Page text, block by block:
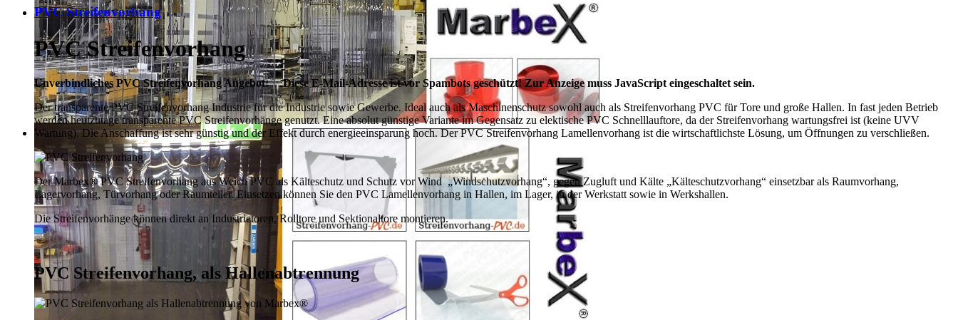
PVC Streifenvorhang
PVC Streifenvorhang
Unverbindliches PVC Streifenvorhang Angebot:
Diese E-Mail-Adresse ist vor Spambots geschützt! Zur Anzeige muss JavaScript eingeschaltet sein.
Der transparente PVC Streifenvorhang Industrie für die Industrie sowie Gewerbe. Ideal auch als Maschinenschutz sowohl auch als Streifenvorhang PVC für Tore und große Hallen. In fast jeden Betrieb
werden heutzutage transparente PVC Streifenvorhänge genutzt. Eine absolut günstige Variante im Gegensatz zu elektische PVC Schnelllauftore, da der Streifenvorhang wartungsfrei ist (keine UVV
Wartung). Die Anschaffung ist sehr günstig und der Effekt durch energieeinsparung hoch. Der PVC Streifenvorhang Lamellenvorhang ist die wirtschaftlichste Lösung, um Öffnungen zu verschließen.
Der Marbex® PVC Streifenvorhang aus Weich PVC als Kälteschutz und Schutz vor Wind „Windschutzvorhang“, gegen Zugluft und Kälte „Kälteschutzvorhang“ einsetzbar als Raumvorhang,
Lagervorhang, Türvorhang oder Raumteiler. Einsetzen können Sie den PVC Lamellenvorhang in Hallen, im Lager, in der Werkstatt sowie in Werkshallen.
Die Streifenvorhänge können direkt an Industrietoren, Rolltore und Sektionaltore montieren.
PVC Streifenvorhang, als Hallenabtrennung